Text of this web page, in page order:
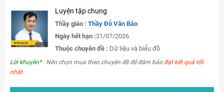
Luyện tập chung
Thầy giáo : Thầy Đỗ Văn Bảo
Ngày hết hạn :31/07/2026
Thuộc chuyên đề : Dữ liệu và biểu đồ
Lời khuyên*: Nên chọn mua theo chuyên đề để đảm bảo đạt kết quả tốt
nhất